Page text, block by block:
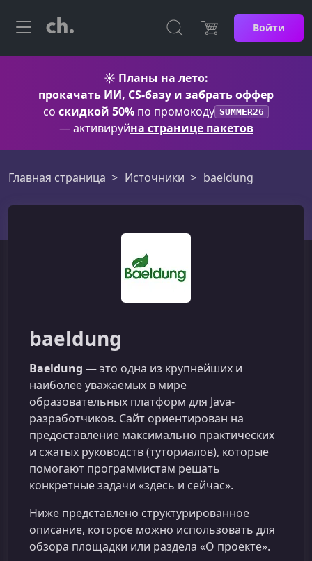
Войти
☀️ Планы на лето:
прокачать ИИ, CS-базу и забрать оффер
со скидкой 50% по промокоду SUMMER26
— активируйна странице пакетов
Главная страница Источники baeldung
baeldung
Baeldung — это одна из крупнейших и
наиболее уважаемых в мире
образовательных платформ для Java-
разработчиков. Сайт ориентирован на
предоставление максимально практических
и сжатых руководств (туториалов), которые
помогают программистам решать
конкретные задачи «здесь и сейчас».
Ниже представлено структурированное
описание, которое можно использовать для
обзора площадки или раздела «О проекте».